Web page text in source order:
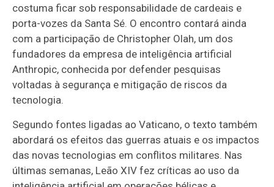
costuma ficar sob responsabilidade de cardeais e
porta-vozes da Santa Sé. O encontro contará ainda
com a participação de Christopher Olah, um dos
fundadores da empresa de inteligência artificial
Anthropic, conhecida por defender pesquisas
voltadas à segurança e mitigação de riscos da
tecnologia.
Segundo fontes ligadas ao Vaticano, o texto também
abordará os efeitos das guerras atuais e os impactos
das novas tecnologias em conflitos militares. Nas
últimas semanas, Leão XIV fez críticas ao uso da